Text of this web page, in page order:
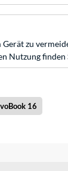
Gerät zu
Nutzung finden
16